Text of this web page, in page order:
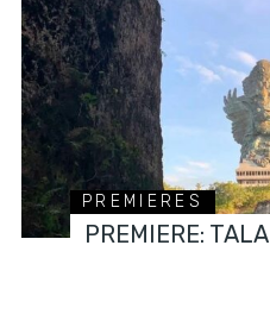
PREMIERES
PREMIERE: